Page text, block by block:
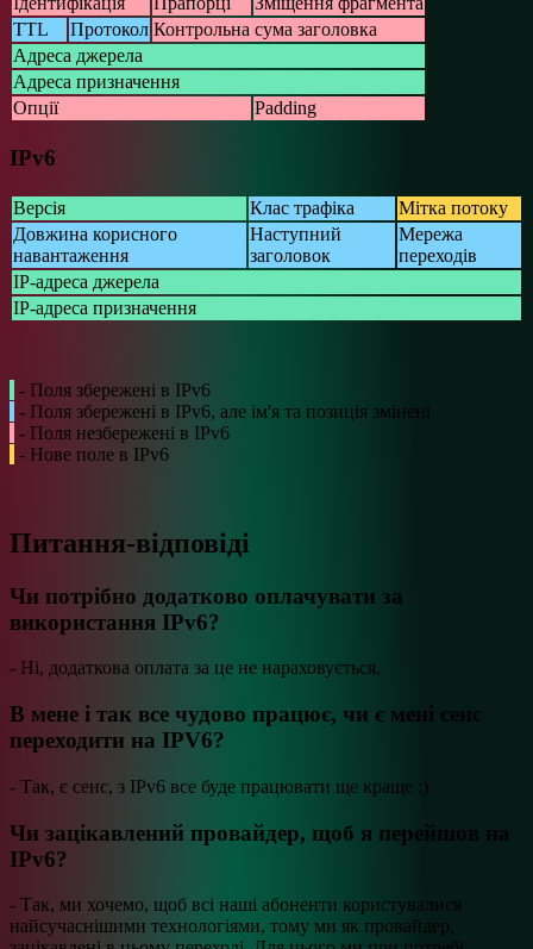
TTL
Протокол Контрольна сума заголовка
Адреса джерела
Адреса призначення
Опції
Padding
IPv6
Версія Клас трафіка
Мітка потоку
Довжина корисного
навантаження
Наступний
заголовок
Мережа
переходів
IP-адреса джерела
IP-адреса призначення
- Поля збережені в IPv6
- Поля збережені в IPv6, але ім'я та позиція змінені
- Поля незбережені в IPv6
- Нове поле в IPv6
Питання-відповіді
Чи потрібно додатково оплачувати за
використання IPv6?
- Ні, додаткова оплата за це не нараховується.
В мене і так все чудово працює, чи є мені сенс
переходити на IPV6?
- Так, є сенс, з IPv6 все буде працювати ще краще :)
Чи зацікавлений провайдер, щоб я перейшов на
IPv6?
- Так, ми хочемо, щоб всі наші абоненти користувалися
найсучаснішими технологіями, тому ми як провайдер,